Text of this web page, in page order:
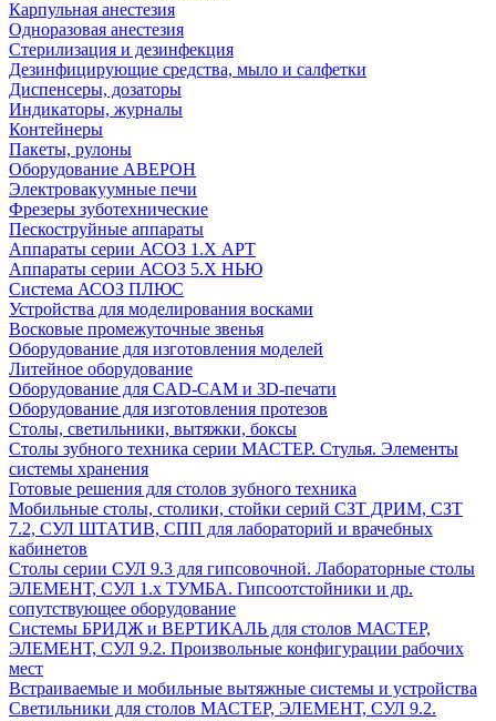
Карпульная анестезия
Одноразовая анестезия
Стерилизация и дезинфекция
Дезинфицирующие средства, мыло и салфетки
Диспенсеры, дозаторы
Индикаторы, журналы
Контейнеры
Пакеты, рулоны
Оборудование АВЕРОН
Электровакуумные печи
Фрезеры зуботехнические
Пескоструйные аппараты
Аппараты серии АСОЗ 1.Х АРТ
Аппараты серии АСОЗ 5.Х НЬЮ
Система АСОЗ ПЛЮС
Устройства для моделирования восками
Восковые промежуточные звенья
Оборудование для изготовления моделей
Литейное оборудование
Оборудование для CAD-CAM и 3D-печати
Оборудование для изготовления протезов
Cтолы, светильники, вытяжки, боксы
Столы зубного техника серии МАСТЕР. Стулья. Элементы
системы хранения
Готовые решения для столов зубного техника
Мобильные столы, столики, стойки серий СЗТ ДРИМ, СЗТ
7.2, СУЛ ШТАТИВ, СПП для лабораторий и врачебных
кабинетов
Столы серии СУЛ 9.3 для гипсовочной. Лабораторные столы
ЭЛЕМЕНТ, СУЛ 1.х ТУМБА. Гипсоотстойники и др.
сопутствующее оборудование
Системы БРИДЖ и ВЕРТИКАЛЬ для столов МАСТЕР,
ЭЛЕМЕНТ, СУЛ 9.2. Произвольные конфигурации рабочих
мест
Встраиваемые и мобильные вытяжные системы и устройства
Светильники для столов МАСТЕР, ЭЛЕМЕНТ, СУЛ 9.2.